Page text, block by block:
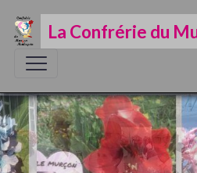
La Confrérie du